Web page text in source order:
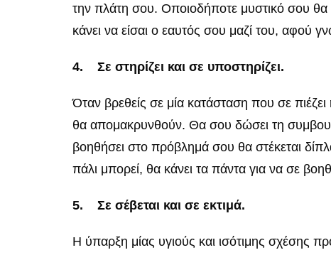
την πλάτη σου. Οποιοδήποτε μυστικό σου θα
κάνει να είσαι ο εαυτός σου μαζί του, αφού
4. Σε στηρίζει και σε υποστηρίζει.
Όταν βρεθείς σε μία κατάσταση που σε
θα απομακρυνθούν. Θα σου δώσει τη
βοηθήσει στο πρόβλημά σου θα στέκεται
πάλι μπορεί, θα κάνει τα πάντα για να σε
5. Σε σέβεται και σε εκτιμά.
Η ύπαρξη μίας υγιούς και ισότιμης σχέσης